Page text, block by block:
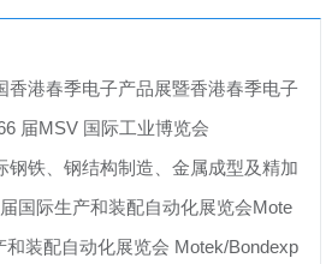
香港春季电子产品展暨香港春季电子
届MSV 国际工业博览会
钢铁、钢结构制造、金属成型及精加
国际生产和装配自动化展览会Mote
装配自动化展览会 Motek/Bondexp